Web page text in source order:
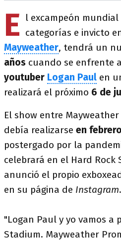
E
l excampeón mundial
categorías e invicto
Mayweather, tendrá un
años cuando se enfrente
youtuber Logan Paul en
realizará el próximo 6 de
El show entre
debía realizarse en febrero
postergado por la
celebrará en el Hard Rock
anunció el propio
en su página de Instagram.
"Logan Paul y yo vamos a
Stadium. Mayweather